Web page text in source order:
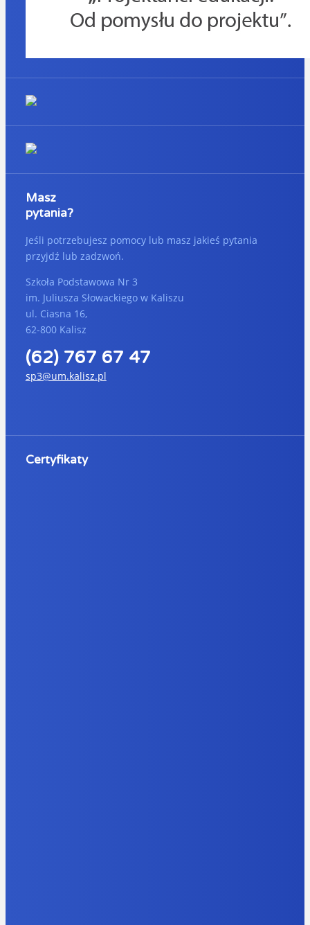
Masz
pytania?
Jeśli potrzebujesz pomocy lub masz jakieś pytania
przyjdź lub zadzwoń.
Szkoła Podstawowa Nr 3
im. Juliusza Słowackiego w Kaliszu
ul. Ciasna 16,
62-800 Kalisz
(62) 767 67 47
sp3@um.kalisz.pl
Certyfikaty